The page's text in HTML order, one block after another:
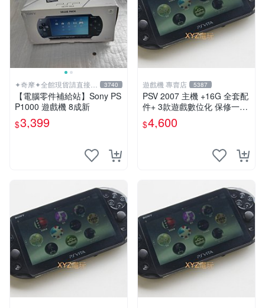
✦奇摩✦全館現貨請直接下
標
3740
【電腦零件補給站】Sony PS
P1000 遊戲機 8成新
$3,399
遊戲機 專賣店 5387
PSV 2007 主機 +16G 全套配
件+ 3款遊戲數位化 保修一年
品質有保障
$4,600